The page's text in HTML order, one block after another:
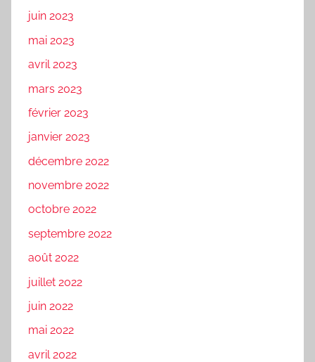
juin 2023
mai 2023
avril 2023
mars 2023
février 2023
janvier 2023
décembre 2022
novembre 2022
octobre 2022
septembre 2022
août 2022
juillet 2022
juin 2022
mai 2022
avril 2022